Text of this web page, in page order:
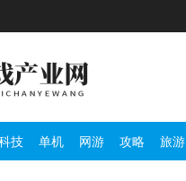
技 单机 网游 攻略 旅游